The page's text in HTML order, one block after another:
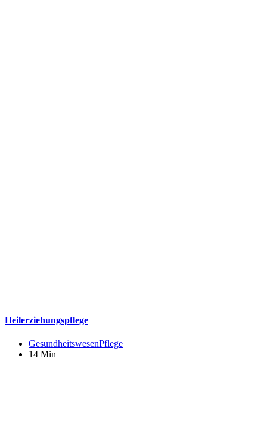
Heilerziehungspflege
GesundheitswesenPflege
14 Min